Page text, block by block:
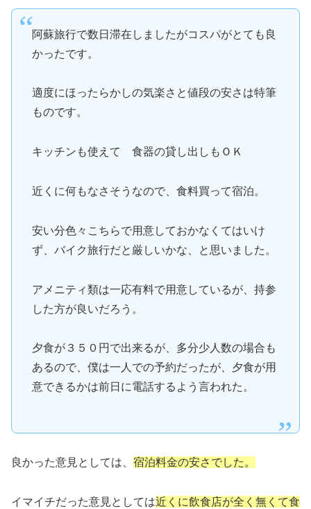
阿蘇旅行で数日滞在しましたがコスパがとても良
かったです。
適度にほったらかしの気楽さと値段の安さは特筆
ものです。
キッチンも使えて 食器の貸し出しもＯＫ
近くに何もなさそうなので、食料買って宿泊。
安い分色々こちらで用意しておかなくてはいけ
ず、バイク旅行だと厳しいかな、と思いました。
アメニティ類は一応有料で用意しているが、持参
した方が良いだろう。
夕食が３５０円で出来るが、多分少人数の場合も
あるので、僕は一人での予約だったが、夕食が用
意できるかは前日に電話するよう言われた。
良かった意見としては、 宿泊料金の安さでした。
イマイチだった意見としては近くに飲食店が全く無くて食